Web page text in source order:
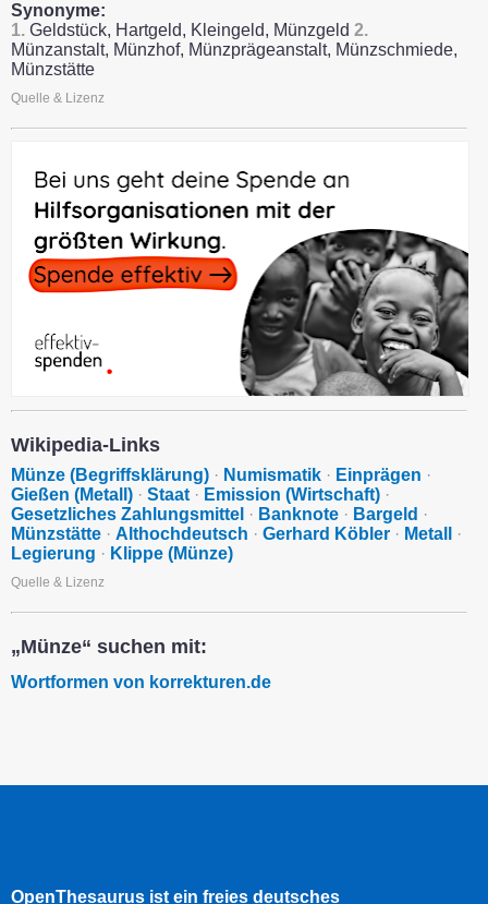
Synonyme:
1. Geldstück, Hartgeld, Kleingeld, Münzgeld 2.
Münzanstalt, Münzhof, Münzprägeanstalt, Münzschmiede,
Münzstätte
Quelle & Lizenz
Wikipedia-Links
Münze (Begriffsklärung) · Numismatik · Einprägen ·
Gießen (Metall) · Staat · Emission (Wirtschaft) ·
Gesetzliches Zahlungsmittel · Banknote · Bargeld ·
Münzstätte · Althochdeutsch · Gerhard Köbler · Metall
·
Legierung · Klippe (Münze)
Quelle & Lizenz
„Münze“ suchen mit:
Wortformen von korrekturen.de
OpenThesaurus ist ein freies deutsches